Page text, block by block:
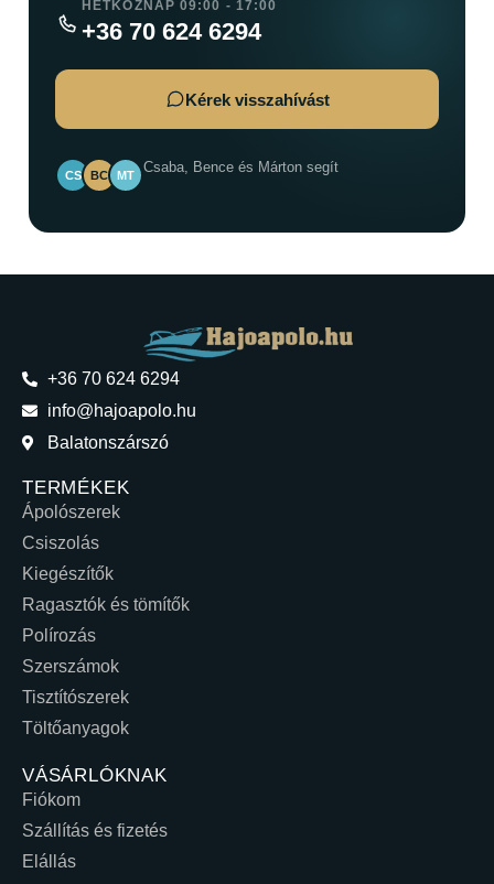
HÉTKÖZNAP 09:00 - 17:00
+36 70 624 6294
Kérek visszahívást
CS BC MT Csaba, Bence és Márton segít
+36 70 624 6294
info@hajoapolo.hu
Balatonszárszó
TERMÉKEK
Ápolószerek
Csiszolás
Kiegészítők
Ragasztók és tömítők
Polírozás
Szerszámok
Tisztítószerek
Töltőanyagok
VÁSÁRLÓKNAK
Fiókom
Szállítás és fizetés
Elállás